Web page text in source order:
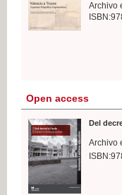
Archivo
Open access
Del
Archivo